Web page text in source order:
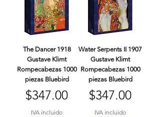
The Dancer 1918
Gustave Klimt
Rompecabezas 1000
piezas Bluebird
Precio
$347.00
IVA incluido
Water Serpents II 1907
Gustave Klimt
Rompecabezas 1000
piezas Bluebird
Precio
$347.00
IVA incluido